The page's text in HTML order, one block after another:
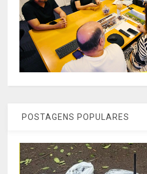
POSTAGENS POPULARES